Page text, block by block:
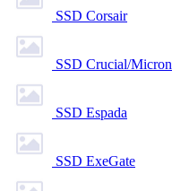
SSD Corsair
SSD Crucial/Micron
SSD Espada
SSD ExeGate